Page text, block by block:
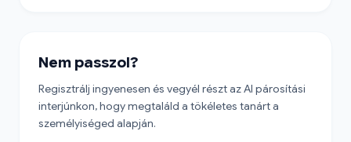
Nem passzol?
Regisztrálj ingyenesen és vegyél részt az AI párosítási
interjúnkon, hogy megtaláld a tökéletes tanárt a
személyiséged alapján.